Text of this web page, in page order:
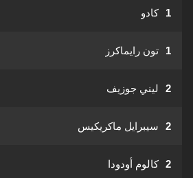
1 كادو
1 تون رايماكرز
2 ليني جوزيف
2 سيبرايل ماكريكيس
2 كالوم أودودا